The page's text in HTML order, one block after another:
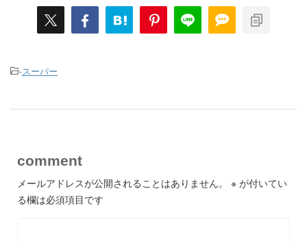
-スーパー
comment
メールアドレスが公開されることはありません。 ※ が付いてい
る欄は必須項目です